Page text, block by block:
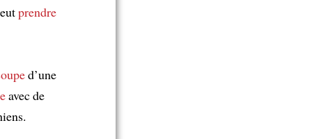
prendre
d’une
avec de